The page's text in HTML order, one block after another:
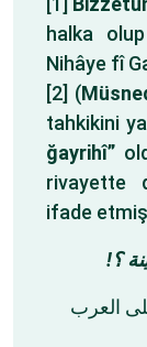
halka
Nihâye fî
[2] (
tahkikini
ğayrihî”
rivayette
ifade
؟!
العرب